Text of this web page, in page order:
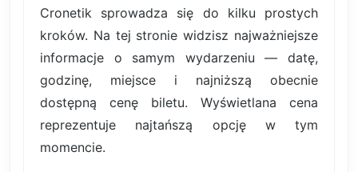
Cronetik sprowadza się do kilku prostych
kroków. Na tej stronie widzisz najważniejsze
informacje o samym wydarzeniu — datę,
godzinę, miejsce i najniższą obecnie
dostępną cenę biletu. Wyświetlana cena
reprezentuje najtańszą opcję w tym
momencie.